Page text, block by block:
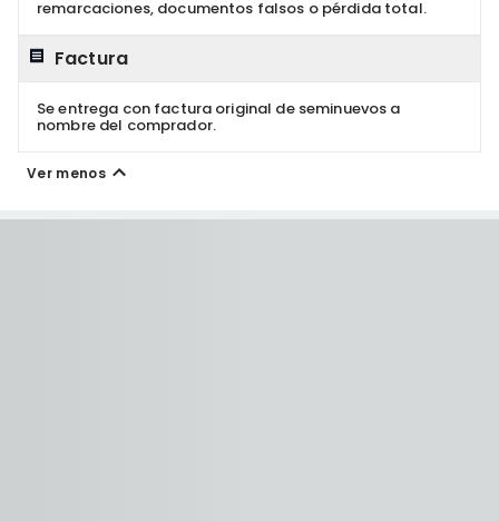
remarcaciones, documentos falsos o pérdida total.
Factura
Se entrega con factura original de seminuevos a
nombre del comprador.
Ver menos